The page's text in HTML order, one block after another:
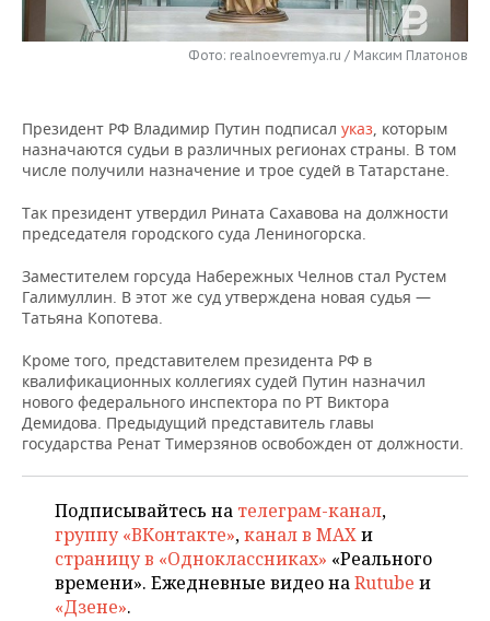
НЕФТЕХИМИЯ
ЭНЕРГЕТИКА
РОЗНИЧНАЯ ТОРГОВЛЯ
УСЛУГИ
НОВОСТИ ТЕХНОЛОГИЙ
МЕДИА
МЕРОПРИЯТИЯ
ВЫЕЗДНАЯ РЕДАКЦИЯ
ONLINE-КОНФЕРЕНЦИИ
ОТКРЫТАЯ ЛЕКЦИЯ
НОВОСТИ СПОРТА
ХОККЕЙ
БАСКЕТБОЛ
КИБЕРСПОРТ
ФИГУРНОЕ КАТАНИЕ
ХОККЕЙ С МЯЧОМ
ОБЩЕСТВО
ВЛАСТЬ
ИНФРАСТРУКТУРА
КУЛЬТУРА
МЕДИЦИНА
ПРОИСШЕСТВИЯ
СЮЖЕТЫ
СПРАВОЧНИК
СПИСОК КОМПАНИЙ
Фото: realnoevremya.ru / Максим Платонов
Президент РФ Владимир Путин подписал указ, которым
назначаются судьи в различных регионах страны. В том
числе получили назначение и трое судей в Татарстане.
Так президент утвердил Рината Сахавова на должности
председателя городского суда Лениногорска.
Заместителем горсуда Набережных Челнов стал Рустем
Галимуллин. В этот же суд утверждена новая судья —
Татьяна Копотева.
Кроме того, представителем президента РФ в
квалификационных коллегиях судей Путин назначил
нового федерального инспектора по РТ Виктора
Демидова. Предыдущий представитель главы
государства Ренат Тимерзянов освобожден от должности.
Подписывайтесь на телеграм-канал,
группу «ВКонтакте»,канал в MAXи
страницу в «Одноклассниках» «Реального
времени». Ежедневные видео наRutube и
«Дзене».